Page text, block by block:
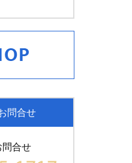
問合せ
問合せ